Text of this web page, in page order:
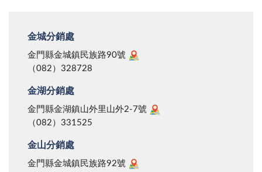
人會對她嗤之以鼻，形同「蜻蜓撼石柱」，無濟於事！
然而，這樣的聲音，我們聽到了，決定全文刊登，冀望
讓一個家庭主婦微弱的呼聲，能放大如洪鐘產生共鳴，
引起社會大眾的重視，喚醒嗜酒貪杯的男士們，共同節
制拚酒的陋習，切莫讓它氾濫成災，淪為許許多多家庭
每天揮不去的夢魘！更祈望公教員工，能肩負起移風易
俗的責任，畢竟，再好的陳年醇酒，真的比不上一個美
金城分銷處
金門縣金城鎮民族路90號
（082）328728
金湖分銷處
金門縣金湖鎮山外里山外2-7號
（082）331525
金山分銷處
金門縣金城鎮民族路92號